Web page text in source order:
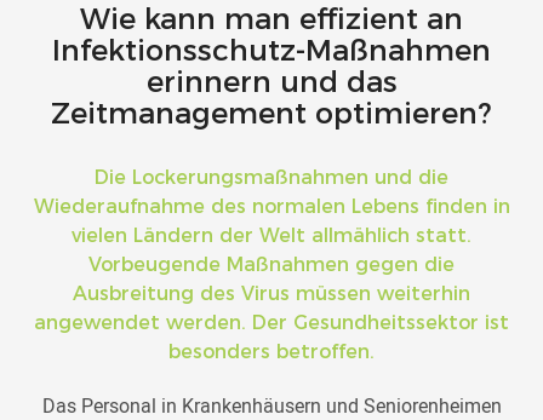
Wie kann man effizient an
Infektionsschutz-Maßnahmen
erinnern und das
Zeitmanagement optimieren?
Die Lockerungsmaßnahmen und die
Wiederaufnahme des normalen Lebens finden in
vielen Ländern der Welt allmählich statt.
Vorbeugende Maßnahmen gegen die
Ausbreitung des Virus müssen weiterhin
angewendet werden. Der Gesundheitssektor ist
besonders betroffen.
Das Personal in Krankenhäusern und Seniorenheimen